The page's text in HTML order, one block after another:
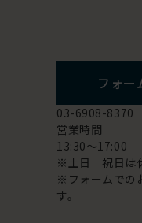
フォー
03-6908-8370
営業時間
13:30～17:00
※土日 祝日は
※フォームでの
す。